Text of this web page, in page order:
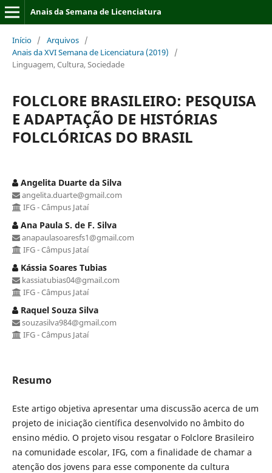
Anais da Semana de Licenciatura
Início / Arquivos /
Anais da XVI Semana de Licenciatura (2019)
/
Linguagem, Cultura, Sociedade
FOLCLORE BRASILEIRO: PESQUISA
E ADAPTAÇÃO DE HISTÓRIAS
FOLCLÓRICAS DO BRASIL
Angelita Duarte da Silva
angelita.duarte@gmail.com
IFG - Câmpus Jataí
Ana Paula S. de F. Silva
anapaulasoaresfs1@gmail.com
IFG - Câmpus Jataí
Kássia Soares Tubias
kassiatubias04@gmail.com
IFG - Câmpus Jataí
Raquel Souza Silva
souzasilva984@gmail.com
IFG - Câmpus Jataí
Resumo
Este artigo objetiva apresentar uma discussão acerca de um
projeto de iniciação científica desenvolvido no âmbito do
ensino médio. O projeto visou resgatar o Folclore Brasileiro
na comunidade escolar, IFG, com a finalidade de chamar a
atenção dos jovens para esse componente da cultura